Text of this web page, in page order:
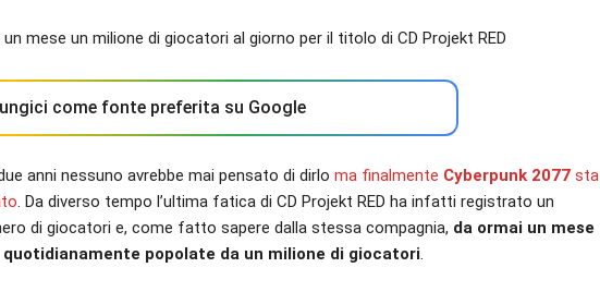
come fonte preferita su Google
anni nessuno avrebbe mai pensato di dirlo ma finalmente Cyberpunk 2077 sta
. Da diverso tempo l’ultima fatica di CD Projekt RED ha infatti registrato un
di giocatori e, come fatto sapere dalla stessa compagnia, da ormai un mese
popolate da un milione di giocatori.